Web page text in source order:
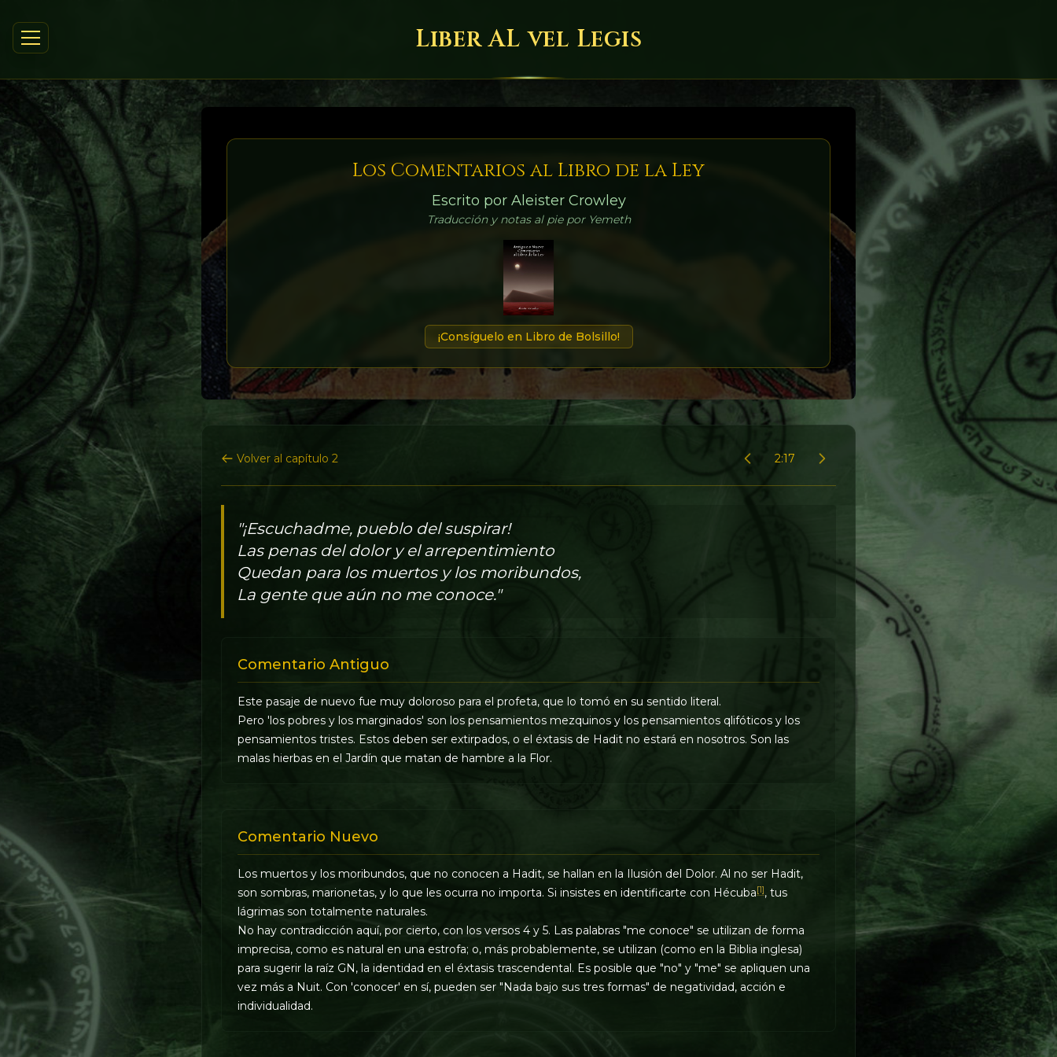
Liber AL vel Legis
Los Comentarios al Libro de la Ley
Escrito por Aleister Crowley
Traducción y notas al pie por Yemeth
¡Consíguelo en Libro de Bolsillo!
Volver al capítulo 2 2:17
"¡Escuchadme, pueblo del suspirar!
Las penas del dolor y el arrepentimiento
Quedan para los muertos y los moribundos,
La gente que aún no me conoce."
Comentario Antiguo
Este pasaje de nuevo fue muy doloroso para el profeta, que lo tomó en su sentido literal.
Pero 'los pobres y los marginados' son los pensamientos mezquinos y los pensamientos qlifóticos y los
pensamientos tristes. Estos deben ser extirpados, o el éxtasis de Hadit no estará en nosotros. Son las
malas hierbas en el Jardín que matan de hambre a la Flor.
Comentario Nuevo
Los muertos y los moribundos, que no conocen a Hadit, se hallan en la Ilusión del Dolor. Al no ser Hadit,
son sombras, marionetas, y lo que les ocurra no importa. Si insistes en identificarte con Hécuba[1], tus
lágrimas son totalmente naturales.
No hay contradicción aquí, por cierto, con los versos 4 y 5. Las palabras "me conoce" se utilizan de forma
imprecisa, como es natural en una estrofa; o, más probablemente, se utilizan (como en la Biblia inglesa)
para sugerir la raíz GN, la identidad en el éxtasis trascendental. Es posible que "no" y "me" se apliquen una
vez más a Nuit. Con 'conocer' en sí, pueden ser "Nada bajo sus tres formas" de negatividad, acción e
individualidad.